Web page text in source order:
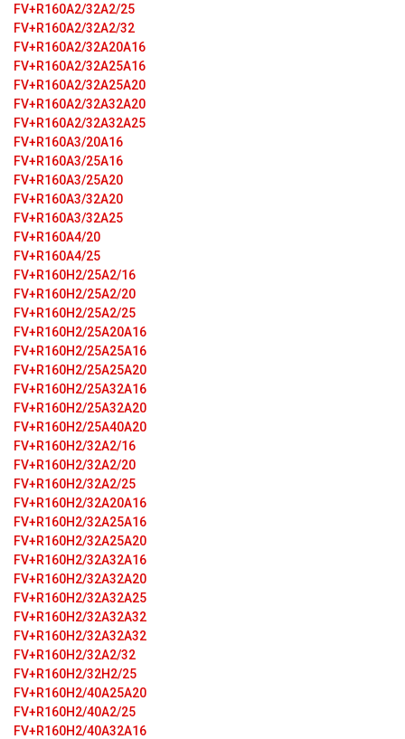
FV+R160A2/32A2/25
FV+R160A2/32A2/32
FV+R160A2/32A20A16
FV+R160A2/32A25A16
FV+R160A2/32A25A20
FV+R160A2/32A32A20
FV+R160A2/32A32A25
FV+R160A3/20A16
FV+R160A3/25A16
FV+R160A3/25A20
FV+R160A3/32A20
FV+R160A3/32A25
FV+R160A4/20
FV+R160A4/25
FV+R160H2/25A2/16
FV+R160H2/25A2/20
FV+R160H2/25A2/25
FV+R160H2/25A20A16
FV+R160H2/25A25A16
FV+R160H2/25A25A20
FV+R160H2/25A32A16
FV+R160H2/25A32A20
FV+R160H2/25A40A20
FV+R160H2/32A2/16
FV+R160H2/32A2/20
FV+R160H2/32A2/25
FV+R160H2/32A20A16
FV+R160H2/32A25A16
FV+R160H2/32A25A20
FV+R160H2/32A32A16
FV+R160H2/32A32A20
FV+R160H2/32A32A25
FV+R160H2/32A32A32
FV+R160H2/32A32A32
FV+R160H2/32A2/32
FV+R160H2/32H2/25
FV+R160H2/40A25A20
FV+R160H2/40A2/25
FV+R160H2/40A32А16